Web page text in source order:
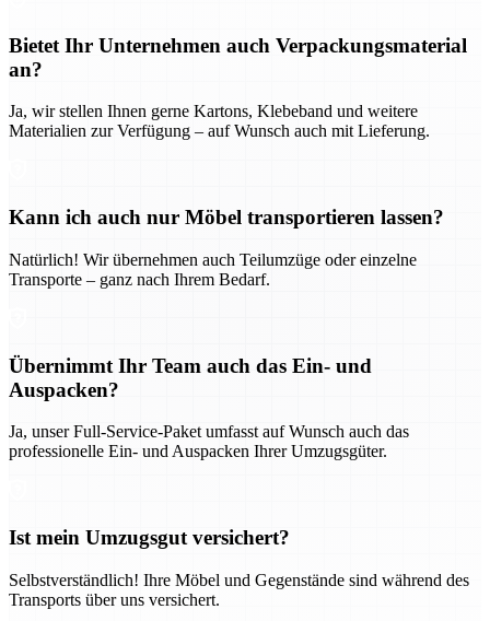
Bietet Ihr Unternehmen auch Verpackungsmaterial
an?
Ja, wir stellen Ihnen gerne Kartons, Klebeband und weitere
Materialien zur Verfügung – auf Wunsch auch mit Lieferung.
Kann ich auch nur Möbel transportieren lassen?
Natürlich! Wir übernehmen auch Teilumzüge oder einzelne
Transporte – ganz nach Ihrem Bedarf.
Übernimmt Ihr Team auch das Ein- und
Auspacken?
Ja, unser Full-Service-Paket umfasst auf Wunsch auch das
professionelle Ein- und Auspacken Ihrer Umzugsgüter.
Ist mein Umzugsgut versichert?
Selbstverständlich! Ihre Möbel und Gegenstände sind während des
Transports über uns versichert.